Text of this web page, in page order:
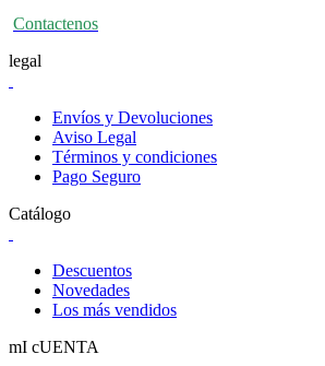
Contactenos
legal
Envíos y Devoluciones
Aviso Legal
Términos y condiciones
Pago Seguro
Catálogo
Descuentos
Novedades
Los más vendidos
mI cUENTA